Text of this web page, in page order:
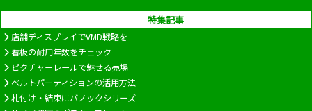
特集記事
店舗ディスプレイでVMD戦略を
看板の耐用年数をチェック
ピクチャーレールで魅せる売場
ベルトパーティションの活用方法
札付け・結束にバノックシリーズ